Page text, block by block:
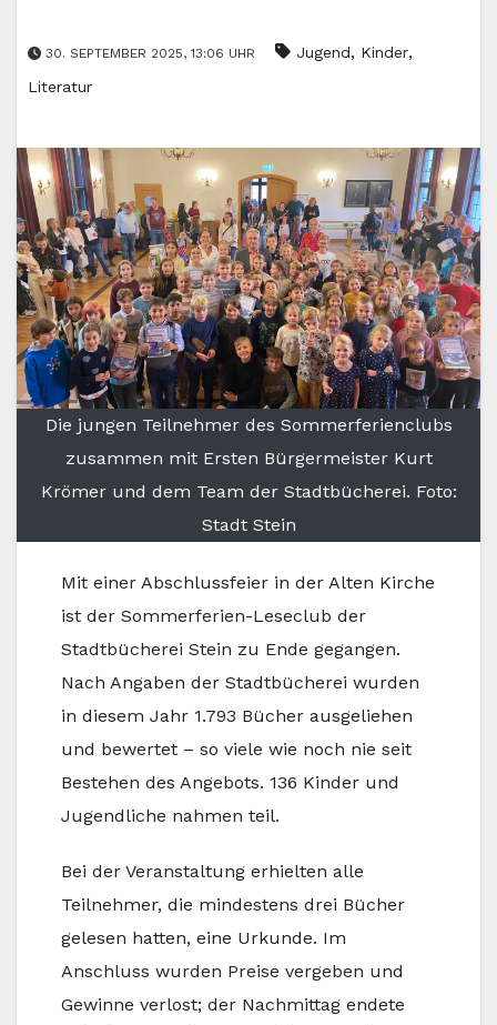
30. SEPTEMBER 2025, 13:06 UHR Jugend, Kinder,
Literatur
Die jungen Teilnehmer des Sommerferienclubs
zusammen mit Ersten Bürgermeister Kurt
Krömer und dem Team der Stadtbücherei. Foto:
Stadt Stein
Mit einer Abschlussfeier in der Alten Kirche
ist der Sommerferien-Leseclub der
Stadtbücherei Stein zu Ende gegangen.
Nach Angaben der Stadtbücherei wurden
in diesem Jahr 1.793 Bücher ausgeliehen
und bewertet – so viele wie noch nie seit
Bestehen des Angebots. 136 Kinder und
Jugendliche nahmen teil.
Bei der Veranstaltung erhielten alle
Teilnehmer, die mindestens drei Bücher
gelesen hatten, eine Urkunde. Im
Anschluss wurden Preise vergeben und
Gewinne verlost; der Nachmittag endete